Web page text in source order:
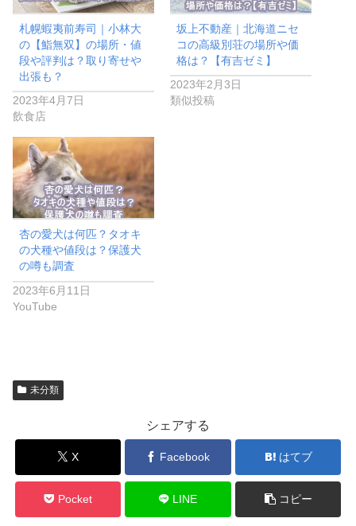
札幌蝦夷前寿司｜小林大
の【鮨無双】の場所・値
段や評判は？取り寄せや
出張も？
2023年4月7日
飲食店
坂上不動産｜北海道ニセ
コの高級別荘の場所や価
格は？【有吉ゼミ】
2023年2月3日
類似投稿
杏の愛犬は何匹？タオキ
の犬種や値段は？保護犬
の噂も調査
2023年6月11日
YouTube
未分類
シェアする
X Facebook はてブ
Pocket LINE コピー